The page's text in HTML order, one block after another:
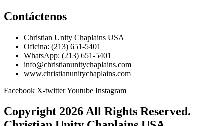
Contáctenos
Christian Unity Chaplains USA
Oficina: (213) 651-5401
WhatsApp: (213) 651-5401
info@christianunitychaplains.com
www.christianunitychaplains.com
Facebook X-twitterYoutube Instagram
Copyright 2026 All Rights Reserved.